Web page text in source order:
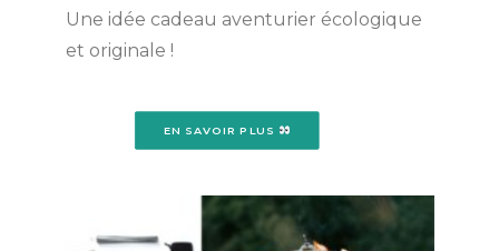
Une idée cadeau aventurier écologique
et originale !
EN SAVOIR PLUS